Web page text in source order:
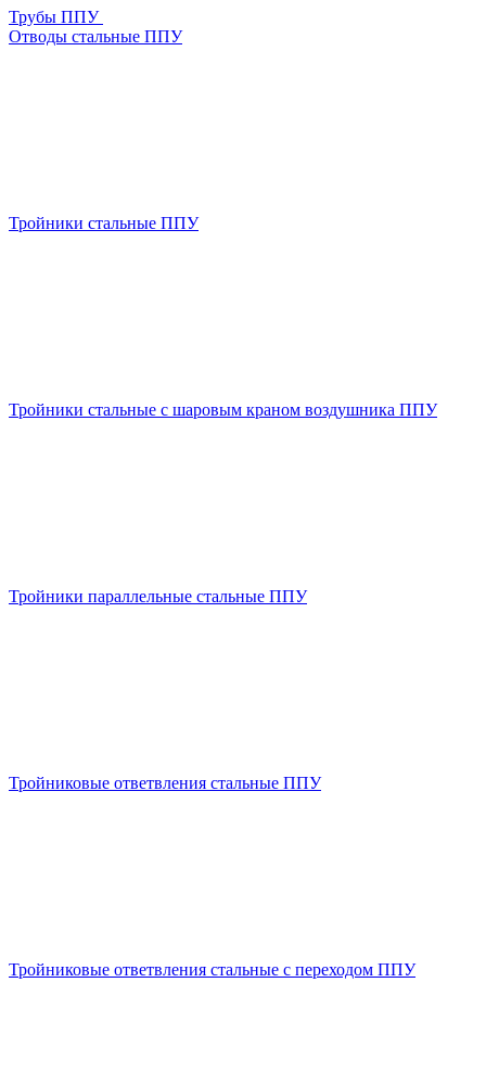
Трубы ППУ
Отводы стальные ППУ
Тройники стальные ППУ
Тройники стальные с шаровым краном воздушника ППУ
Тройники параллельные стальные ППУ
Тройниковые ответвления стальные ППУ
Тройниковые ответвления стальные с переходом ППУ